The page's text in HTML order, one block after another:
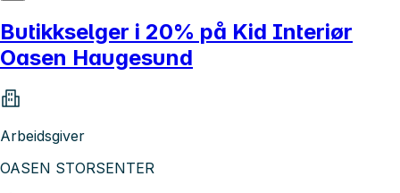
Butikkselger i 20% på Kid Interiør
Oasen Haugesund
Arbeidsgiver
OASEN STORSENTER